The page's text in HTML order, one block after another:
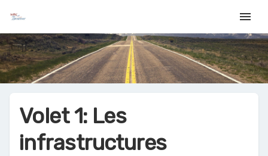
menu
Volet 1: Les
infrastructures